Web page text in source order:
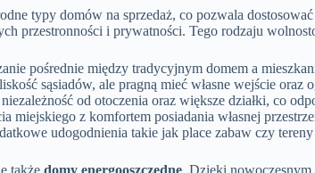
typy domów na sprzedaż, co pozwala
przestronności i prywatności. Tego rodzaju
pośrednie między tradycyjnym domem a
sąsiadów, ale pragną mieć własne wejście oraz
od otoczenia oraz większe działki, co
miejskiego z komfortem posiadania własnej
udogodnienia takie jak place zabaw czy